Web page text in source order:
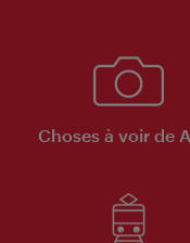
Choses à voir de